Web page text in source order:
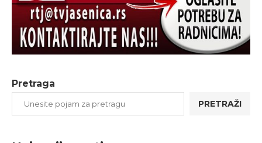
Pretraga
PRETRAŽI